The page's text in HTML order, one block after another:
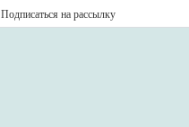
Подписаться на рассылку